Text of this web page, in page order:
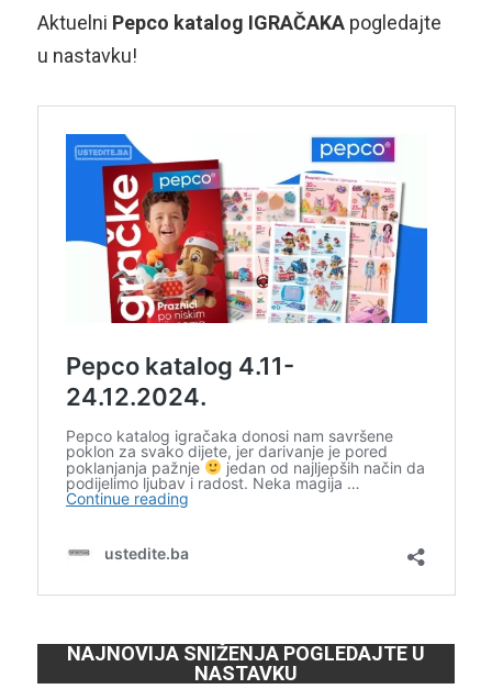
Aktuelni Pepco katalog IGRAČAKApogledajte
u nastavku!
NAJNOVIJA SNIŽENJA POGLEDAJTE U
NASTAVKU